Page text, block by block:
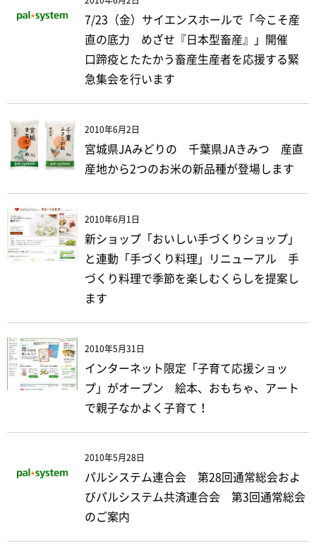
7/23（金）サイエンスホールで「今こそ産
直の底力 めざせ『日本型畜産』」開催
口蹄疫とたたかう畜産生産者を応援する緊
急集会を行います
2010年6月2日
宮城県JAみどりの 千葉県JAきみつ 産直
産地から2つのお米の新品種が登場します
2010年6月1日
新ショップ「おいしい手づくりショップ」
と連動「手づくり料理」リニューアル 手
づくり料理で季節を楽しむくらしを提案し
ます
2010年5月31日
インターネット限定「子育て応援ショッ
プ」がオープン 絵本、おもちゃ、アート
で親子なかよく子育て！
2010年5月28日
パルシステム連合会 第28回通常総会およ
びパルシステム共済連合会 第3回通常総会
のご案内